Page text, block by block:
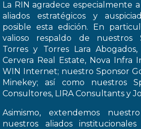
La RIN agradece especialmente
aliados estratégicos y
posible esta edición. En
valioso respaldo de nuestros
Torres y Torres Lara
Cervera Real Estate, Nova Infra
WIN Internet; nuestro Sponsor
Minekey; así como nuestros
Consultores, LIRA Consultants y
Asimismo, extendemos
nuestros aliados